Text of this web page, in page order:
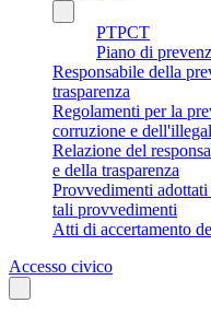
PTPCT
Piano di
Responsabile della
trasparenza
Regolamenti per la
corruzione e
Relazione del
e della trasparenza
Provvedimenti
tali provvedimenti
Atti di accertamento
Accesso civico